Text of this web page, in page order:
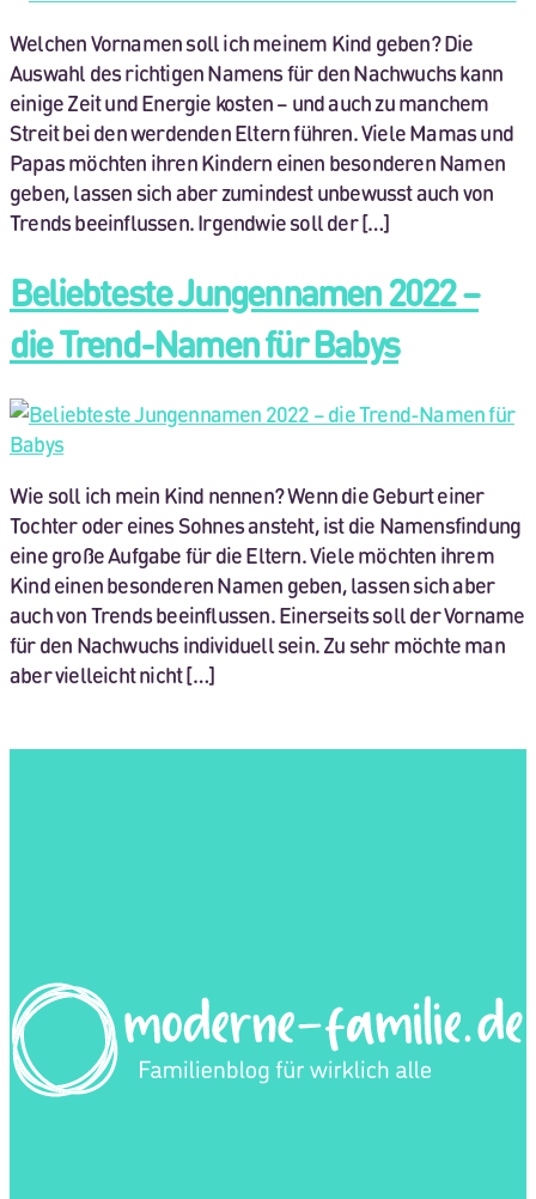
Welchen Vornamen soll ich meinem Kind geben? Die
Auswahl des richtigen Namens für den Nachwuchs kann
einige Zeit und Energie kosten – und auch zu manchem
Streit bei den werdenden Eltern führen. Viele Mamas und
Papas möchten ihren Kindern einen besonderen Namen
geben, lassen sich aber zumindest unbewusst auch von
Trends beeinflussen. Irgendwie soll der […]
Beliebteste Jungennamen 2022 –
die Trend-Namen für Babys
Wie soll ich mein Kind nennen? Wenn die Geburt einer
Tochter oder eines Sohnes ansteht, ist die Namensfindung
eine große Aufgabe für die Eltern. Viele möchten ihrem
Kind einen besonderen Namen geben, lassen sich aber
auch von Trends beeinflussen. Einerseits soll der Vorname
für den Nachwuchs individuell sein. Zu sehr möchte man
aber vielleicht nicht […]